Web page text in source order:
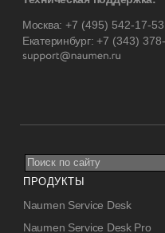
Москва: +7 (495) 542-17-53
Екатеринбург:+7 (343)
ПРОДУКТЫ
Naumen Service Desk
Naumen Service Desk Pro